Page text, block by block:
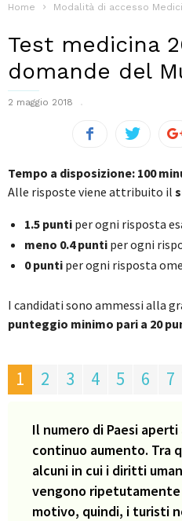
Home Modalità di accesso
Test medicina
domande del
2 maggio 2018
Tempo a disposizione: 100
Alle risposte viene attribuito il
1.5 punti per ogni risposta
meno 0.4 punti per ogni
0 punti per ogni risposta
I candidati sono ammessi alla
punteggio minimo pari a 20
1
2 3 4 5 6 7
Il numero di Paesi
continuo aumento. Tra
alcuni in cui i diritti
vengono
motivo, quindi, i turisti